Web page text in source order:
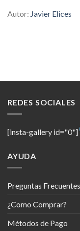
Autor: Javier Elices
REDES SOCIALES
[insta-gallery id="0"]
AYUDA
Preguntas Frecuentes
¿Como Comprar?
Métodos de Pago